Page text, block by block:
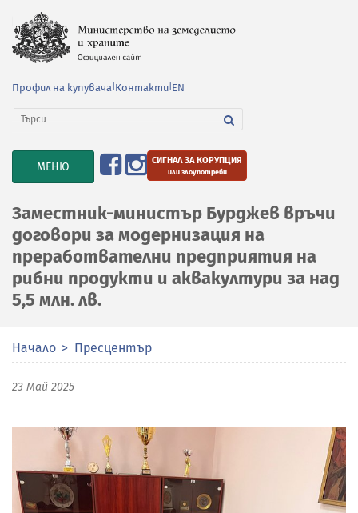
Профил на купувача Контакти EN
TOGGLE
NAVIGATION
МЕНЮ СИГНАЛ ЗА КОРУПЦИЯ
или злоупотреби
Заместник-министър Бурджев връчи
договори за модернизация на
преработвателни предприятия на
рибни продукти и аквакултури за над
5,5 млн. лв.
Начало Пресцентър
23 Май 2025